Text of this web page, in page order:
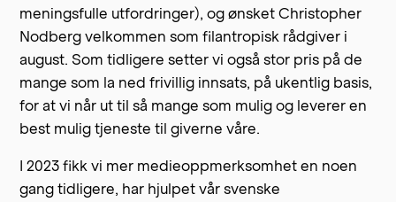
meningsfulle utfordringer), og ønsket Christopher
Nodberg velkommen som filantropisk rådgiver i
august. Som tidligere setter vi også stor pris på de
mange som la ned frivillig innsats, på ukentlig basis,
for at vi når ut til så mange som mulig og leverer en
best mulig tjeneste til giverne våre.
I 2023 fikk vi mer medieoppmerksomhet en noen
gang tidligere, har hjulpet vår svenske